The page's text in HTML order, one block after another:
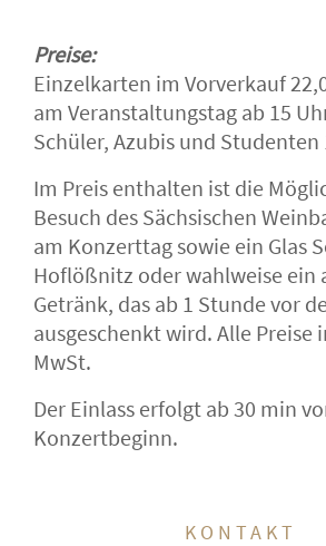
Preise:
Einzelkarten im Vorverkauf
am Veranstaltungstag ab 15
Schüler, Azubis und Studenten
Im Preis enthalten ist die
Besuch des Sächsischen
am Konzerttag sowie ein Glas
Hoflößnitz oder wahlweise ein
Getränk, das ab 1 Stunde vor
ausgeschenkt wird. Alle Preise
MwSt.
Der Einlass erfolgt ab 30 min
Konzertbeginn.
KONTAKT